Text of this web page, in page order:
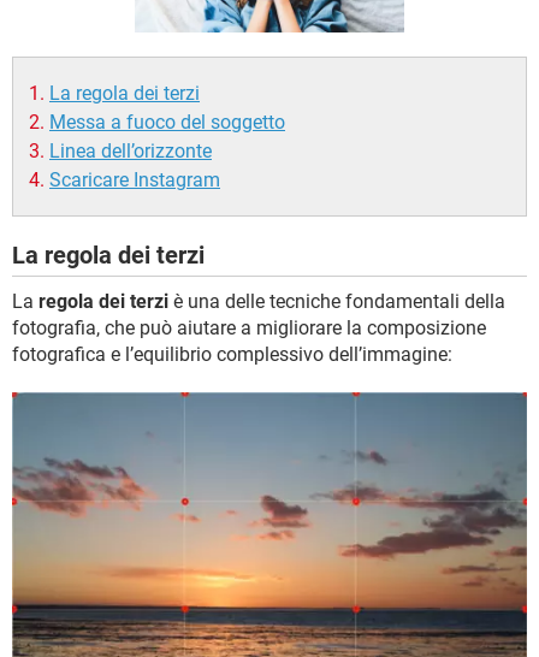
La regola dei terzi
Messa a fuoco del soggetto
Linea dell’orizzonte
Scaricare Instagram
La regola dei terzi
La regola dei terzi è una delle tecniche fondamentali della
fotografia, che può aiutare a migliorare la composizione
fotografica e l’equilibrio complessivo dell’immagine: